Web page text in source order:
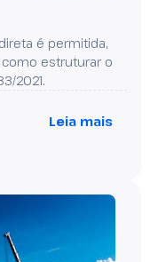
é permitida,
estruturar o
2021.
Leia mais